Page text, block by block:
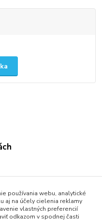
40x40
používania webu, analytické
aj na účely cielenia reklamy
vlastných preferencií
odkazom v spodnej časti